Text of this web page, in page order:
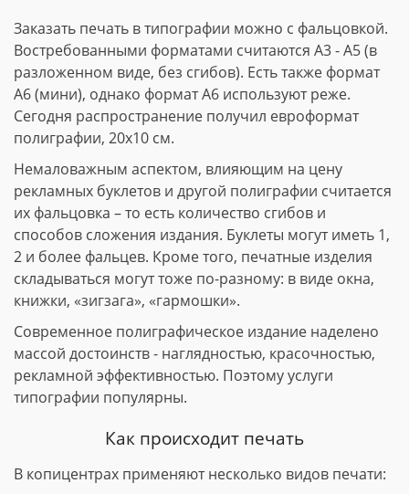
Заказать печать в типографии можно с фальцовкой.
Востребованными форматами считаются А3 - А5 (в
разложенном виде, без сгибов). Есть также формат
А6 (мини), однако формат А6 используют реже.
Сегодня распространение получил евроформат
полиграфии, 20х10 см.
Немаловажным аспектом, влияющим на цену
рекламных буклетов и другой полиграфии считается
их фальцовка – то есть количество сгибов и
способов сложения издания. Буклеты могут иметь 1,
2 и более фальцев. Кроме того, печатные изделия
складываться могут тоже по-разному: в виде окна,
книжки, «зигзага», «гармошки».
Современное полиграфическое издание наделено
массой достоинств - наглядностью, красочностью,
рекламной эффективностью. Поэтому услуги
типографии популярны.
Как происходит печать
В копицентрах применяют несколько видов печати: